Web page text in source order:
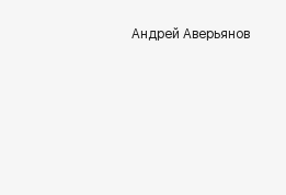
Андрей Аверьянов